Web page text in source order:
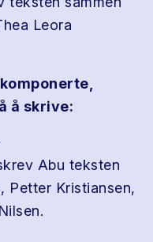
Leora
å skrive:
Abu teksten
Petter Kristiansen,